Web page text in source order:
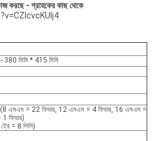
করছে - গ্রাহকের কাছ থেকে
380 মিমি * 415 মিমি
(8 এমএম = 22 ফিডার, 12 এমএম = 4 ফিডার, 16 এমএম =
1 ফিডার)
= 8 পিসি)